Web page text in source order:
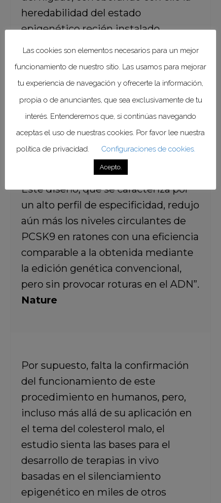
heredabilidad del estado
epigenético recién instalado.
“Las mejoras en el diseño de la
represor transcripcional de
ingeniería evolucionada (EvoETR).
Este diseño, que se caracteriza por
un alto perfil de especificidad, redujo
aún más los niveles circulantes de
PCSK9 en ratones con una eficiencia
comparable a la obtenida mediante
la edición genética convencional,
pero sin provocar roturas en el ADN”.
Nature
Por supuesto, falta la confirmación
del funcionamiento de este
procedimiento en humanos, pero,
incluso más allá de su aplicación en
el tema del colesterol malo, el
estudio sienta las bases para el
desarrollo de terapias in vivo
basadas en el silenciamiento
epigenético en miles de otros
Las cookies son elementos necesarios para un mejor
funcionamiento de nuestro sitio. Las usamos para mejorar
tu experiencia de navegación y ofrecerte la información,
propia o de anunciantes, que sea exclusivamente de tu
interés. Entenderemos que, si continúas navegando
aceptas el uso de nuestras cookies. Por favor lee nuestra
política de privacidad.
Configuraciones de cookies.
Acepto.